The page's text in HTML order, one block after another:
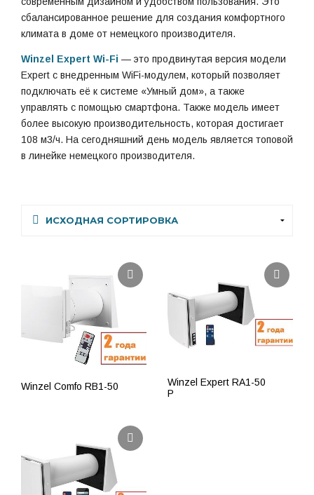
сбалансированное решение для создания комфортного
климата в доме от немецкого производителя.
Winzel Expert Wi-Fi — это продвинутая версия модели
Expert с внедренным WiFi-модулем, который позволяет
подключать её к системе «Умный дом», а также
управлять с помощью смартфона. Также модель имеет
более высокую производительность, которая достигает
108 м3/ч. На сегодняшний день модель является топовой
в линейке немецкого производителя.
Winzel Comfo RB1-50
Winzel Expert RA1-50
P